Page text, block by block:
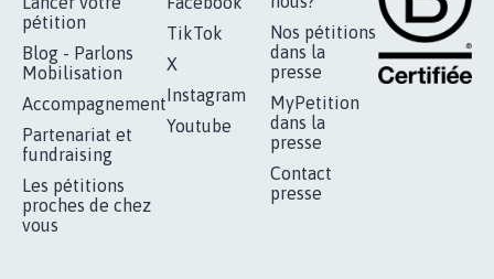
pétition
Blog - Parlons
Mobilisation
Accompagnement
Partenariat et
fundraising
Les pétitions
proches de chez
vous
TikTok
X
Instagram
Youtube
Nos pétitions
dans la
presse
MyPetition
dans la
presse
Contact
presse